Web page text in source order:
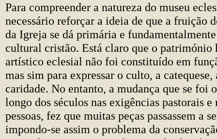
Para compreender a natureza do museu
necessário reforçar a ideia de que a fruição
da Igreja se dá primária e
cultural cristão. Está claro que o património
artístico eclesial não foi constituído em
mas sim para expressar o culto, a
caridade. No entanto, a mudança que se foi
longo dos séculos nas exigências pastorais e
pessoas, fez que muitas peças passassem a
impondo-se assim o problema da